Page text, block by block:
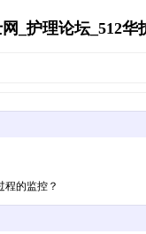
_护理论坛_512
程的监控？